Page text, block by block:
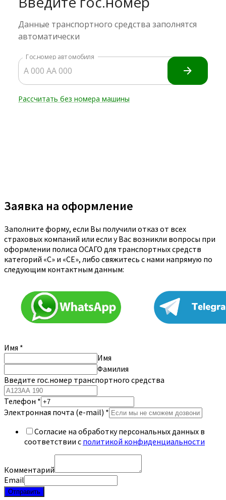
Заявка на оформление
Заполните форму, если Вы получили отказ от всех
страховых компаний или если у Вас возникли вопросы при
оформлении полиса ОСАГО для транспортных средств
категорий «C» и «CE», либо свяжитесь с нами напрямую по
следующим контактным данным:
Имя *
Имя
Фамилия
Введите гос.номер транспортного средства
Телефон *
Электронная почта (e-mail) *
Согласие на обработку персональных данных в
соответствии с политикой конфиденциальности
Комментарий
Email
Отправить